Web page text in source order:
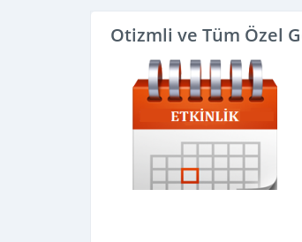
Otizmli ve Tüm Özel